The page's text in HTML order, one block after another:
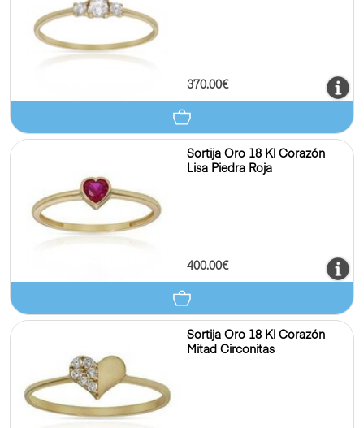
370.00€
Sortija Oro 18 Kl Corazón
Lisa Piedra Roja
400.00€
Sortija Oro 18 Kl Corazón
Mitad Circonitas